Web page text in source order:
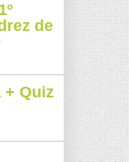
de
+ Quiz